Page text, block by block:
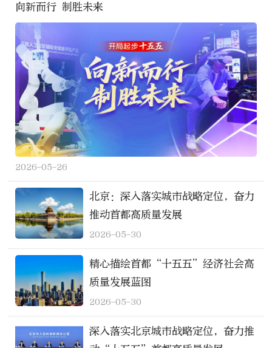
向新而行 制胜未来
2026-05-26
北京：深入落实城市战略定位，奋力
推动首都高质量发展
2026-05-30
精心描绘首都“十五五”经济社会高
质量发展蓝图
2026-05-30
深入落实北京城市战略定位，奋力推